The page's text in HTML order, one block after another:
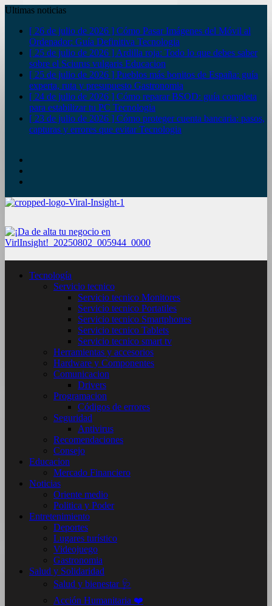
Ultimas noticias
[ 26 de julio de 2026 ] Cómo Pasar Imágenes del Móvil al
Ordenador: Guía Definitiva Tecnologia
[ 25 de julio de 2026 ] Ardilla roja: Todo lo que debes saber
sobre el Sciurus vulgaris Educacion
[ 25 de julio de 2026 ] Pueblos más bonitos de España: guía
experta, ruta y presupuesto Gastronomia
[ 24 de julio de 2026 ] Cómo reparar BSOD: guía completa
para estabilizar tu PC Tecnologia
[ 23 de julio de 2026 ] Cómo proteger cuenta bancaria: pasos,
capturas y errores que evitarTecnologia
Tecnología
Servicio tecnico
Servicio tecnico Monitores
Servicio tecnico Portatiles
Servicio tecnico Smartphones
Servicio tecnico Tablets
Servicio tecnico smart tv
Herramientas y accesorios
Hardware y Componentes
Comunicacion
Drivers
Programacion
Códigos de errores
Seguridad
Antivirus
Recomendaciones
Consejo
Educacion
Mercado Financiero
Noticias
Oriente medio
Politica y Poder
Entretenimiento
Deportes
Lugares turístico
Videojuego
Gastronomia
Salud y Solidaridad
Salud y bienestar 🩺
Acción Humanitaria ❤️